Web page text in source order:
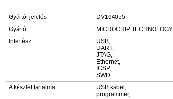
Gyártói jelölés
DV164055
Gyártó
MICROCHIP TECHNOLOGY
Interfész
USB,
UART,
JTAG,
Ethernet,
ICSP,
SWD
A készlet tartalma
USB kábel,
programmer,